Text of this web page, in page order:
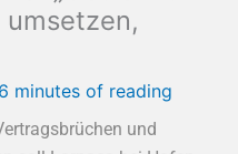
6 minutes of reading
und